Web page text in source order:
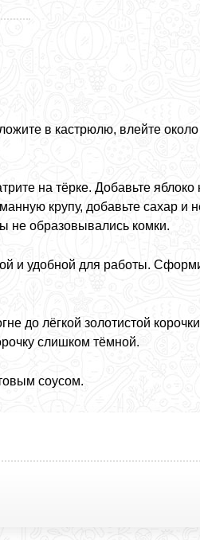
в кастрюлю, влейте
на тёрке. Добавьте яблоко
крупу, добавьте сахар и
не образовывались комки.
и удобной для работы.
до лёгкой золотистой
слишком тёмной.
соусом.